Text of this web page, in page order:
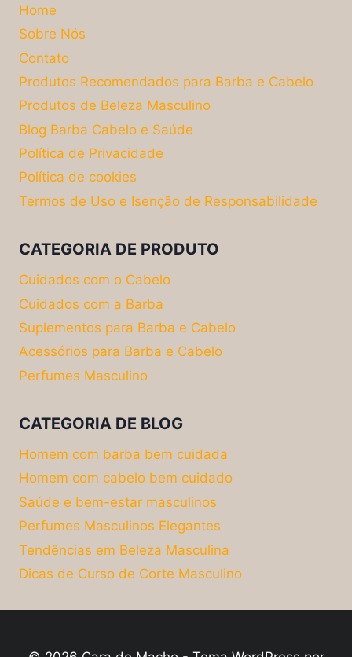
Home
Sobre Nós
Contato
Produtos Recomendados para Barba e Cabelo
Produtos de Beleza Masculino
Blog Barba Cabelo e Saúde
Política de Privacidade
Política de cookies
Termos de Uso e Isenção de Responsabilidade
CATEGORIA DE PRODUTO
Cuidados com o Cabelo
Cuidados com a Barba
Suplementos para Barba e Cabelo
Acessórios para Barba e Cabelo
Perfumes Masculino
CATEGORIA DE BLOG
Homem com barba bem cuidada
Homem com cabelo bem cuidado
Saúde e bem-estar masculinos
Perfumes Masculinos Elegantes
Tendências em Beleza Masculina
Dicas de Curso de Corte Masculino